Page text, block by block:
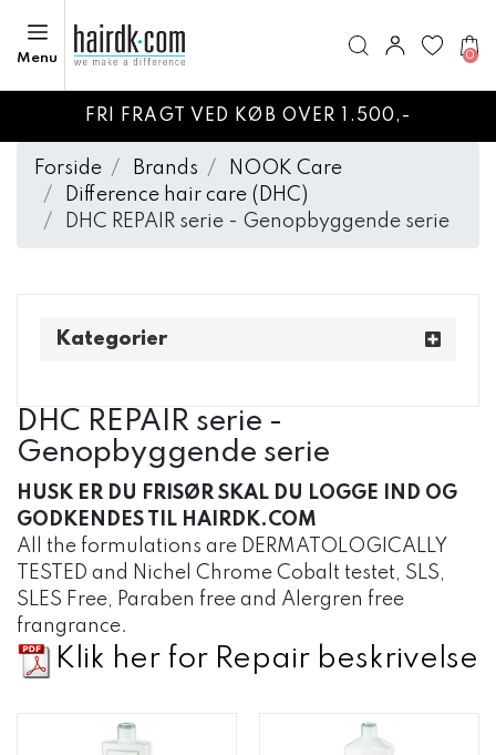
Menu 0
FRI FRAGT VED KØB OVER 1.500,-
Forside Brands
NOOK Care
Difference hair care (DHC)
DHC REPAIR serie - Genopbyggende serie
Kategorier
DHC REPAIR serie -
Genopbyggende serie
HUSK ER DU FRISØR SKAL DU LOGGE IND OG
GODKENDES TIL HAIRDK.COM
All the formulations are DERMATOLOGICALLY
TESTED and Nichel Chrome Cobalt testet, SLS,
SLES Free, Paraben free and Alergren free
frangrance.
Klik her for Repair beskrivelse